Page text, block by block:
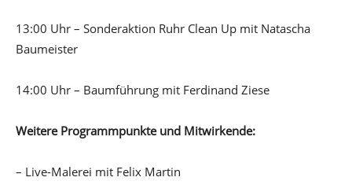
13:00 Uhr – Sonderaktion Ruhr Clean Up mit Natascha
Baumeister
14:00 Uhr – Baumführung mit Ferdinand Ziese
Weitere Programmpunkte und Mitwirkende:
– Live-Malerei mit Felix Martin